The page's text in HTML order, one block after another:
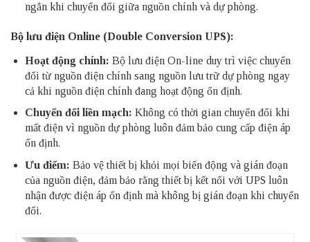
ngắn khi chuyển đổi giữa nguồn chính và dự phòng.
Bộ lưu điện Online (Double Conversion UPS):
Hoạt động chính: Bộ lưu điện On-line duy trì việc chuyển
đổi từ nguồn điện chính sang nguồn lưu trữ dự phòng ngay
cả khi nguồn điện chính đang hoạt động ổn định.
Chuyển đổi liền mạch: Không có thời gian chuyển đổi khi
mất điện vì nguồn dự phòng luôn đảm bảo cung cấp điện áp
ổn định.
Ưu điểm: Bảo vệ thiết bị khỏi mọi biến động và gián đoạn
của nguồn điện, đảm bảo rằng thiết bị kết nối với UPS luôn
nhận được điện áp ổn định mà không bị gián đoạn khi chuyển
đổi.